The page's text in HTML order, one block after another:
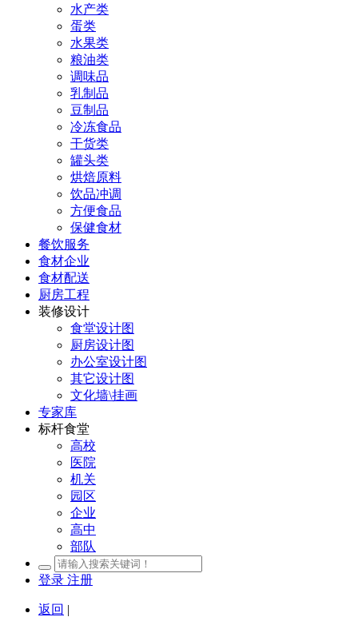
水产类
蛋类
水果类
粮油类
调味品
乳制品
豆制品
冷冻食品
干货类
罐头类
烘焙原料
饮品冲调
方便食品
保健食材
餐饮服务
食材企业
食材配送
厨房工程
装修设计
食堂设计图
厨房设计图
办公室设计图
其它设计图
文化墙\挂画
专家库
标杆食堂
高校
医院
机关
园区
企业
高中
部队
登录 注册
返回 |